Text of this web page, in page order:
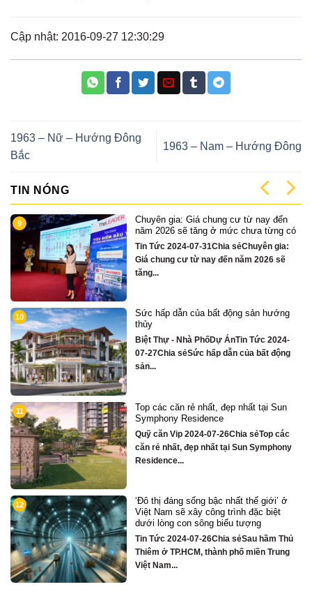
Cập nhật: 2016-09-27 12:30:29
1963 – Nữ – Hướng Đông
Bắc
1963 – Nam – Hướng Đông
TIN NÓNG
1
Cặp Nhà phố sát sông Sonata 3 tầng
chỉ hơn 16 tỷ
Quỹ căn VipTin Tức 2024-12-13Chia
sẻCặp nhà phố 3 tầng sát sông Hàn Đà
Nẵng....
2
Chỉ hơn 16 tỷ – nhà phố 3 tầng bên
sông Hàn sở hữu tiện ích biệt thự trăm
tỷ
Quỹ căn VipTin Tức 2024-09-05Chia sẻ
Chỉ hơn 16 tỷ – nhà phố 3 tầng...
3
Biệt thự song lập mặt sông Hàn, trung
tâm Đà Nẵng ngay khán đài xem pháo
hoa DIFF
Quỹ căn VipTin Tức 2024-08-28Chia
sẻCHỈ DUY NHẤT 16 CĂN BIỆT THỰ 3
4
Nhà phố bên sông Hàn, ngay sát toà
căn hộ cao cấp S3 gần ngay mặt sông
Quỹ căn VipTin Tức 2024-08-28Chia
sẻNHÀ PHỐ BÊN SÔNG HÀN
TOWNHOUSE KINH DOANH THƯƠNG
MẠI...